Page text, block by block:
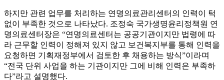
하지만 관련 업무를 처리하는 연명의료관리센터의 인력이 턱
없이 부족한 것으로 나타났다. 조정숙 국가생명윤리정책원 연
명의료센터장은 “연명의료센터는 공공기관이지만 법령에 따
라 근무할 인력이 정해져 있지 않고 보건복지부를 통해 인력을
요청하면 기획재정부에서 검토한 후 채용하는 방식”이라며
“전국 단위 사업을 하는 기관이지만 그에 비해 인력은 부족하
다”라고 설명했다.